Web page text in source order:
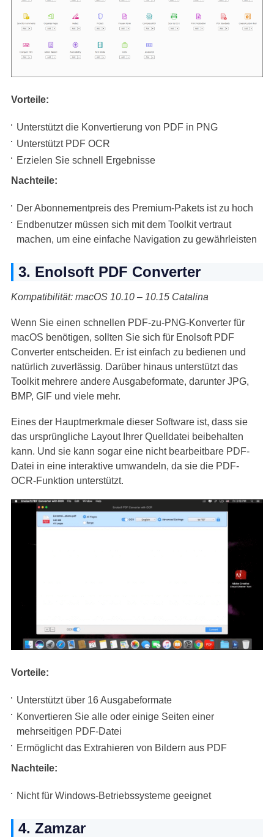
Vorteile:
Unterstützt die Konvertierung von PDF in PNG
Unterstützt PDF OCR
Erzielen Sie schnell Ergebnisse
Nachteile:
Der Abonnementpreis des Premium-Pakets ist zu hoch
Endbenutzer müssen sich mit dem Toolkit vertraut
machen, um eine einfache Navigation zu gewährleisten
3. Enolsoft PDF Converter
Kompatibilität: macOS 10.10 – 10.15 Catalina
Wenn Sie einen schnellen PDF-zu-PNG-Konverter für
macOS benötigen, sollten Sie sich für Enolsoft PDF
Converter entscheiden. Er ist einfach zu bedienen und
natürlich zuverlässig. Darüber hinaus unterstützt das
Toolkit mehrere andere Ausgabeformate, darunter JPG,
BMP, GIF und viele mehr.
Eines der Hauptmerkmale dieser Software ist, dass sie
das ursprüngliche Layout Ihrer Quelldatei beibehalten
kann. Und sie kann sogar eine nicht bearbeitbare PDF-
Datei in eine interaktive umwandeln, da sie die PDF-
OCR-Funktion unterstützt.
Vorteile:
Unterstützt über 16 Ausgabeformate
Konvertieren Sie alle oder einige Seiten einer
mehrseitigen PDF-Datei
Ermöglicht das Extrahieren von Bildern aus PDF
Nachteile:
Nicht für Windows-Betriebssysteme geeignet
4. Zamzar